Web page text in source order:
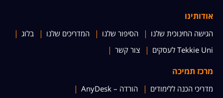
אודותינו
הגישה החינוכית שלנו הסיפור שלנו המדריכים שלנו
בלוג
Tekkie Uni לעסקים
צור קשר
מרכז תמיכה
מדריכי הכנה ללימודים
הורדה – AnyDesk